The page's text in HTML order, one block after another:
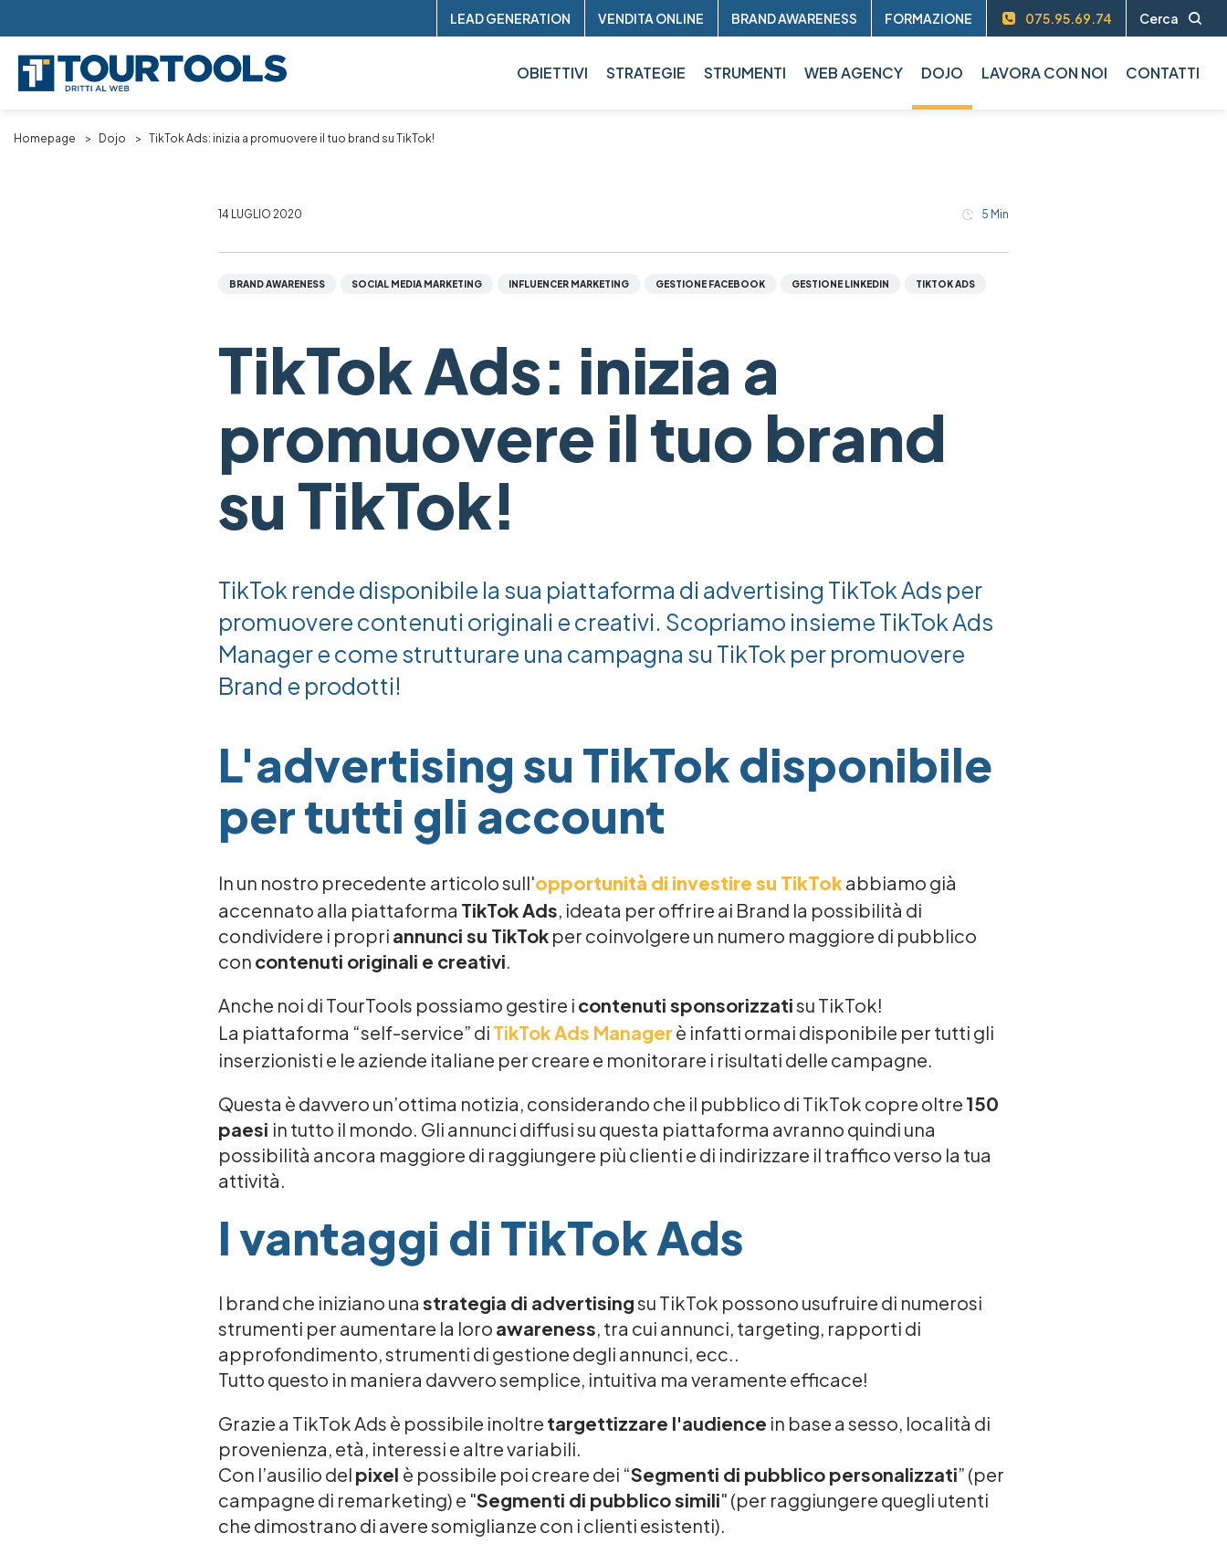
Breadcrumb
Homepage Dojo TikTok Ads: inizia a promuovere il tuo brand su TikTok!
14 LUGLIO 2020 5 Min
BRAND AWARENESS SOCIAL MEDIA MARKETING INFLUENCER MARKETING GESTIONE FACEBOOK GESTIONE LINKEDIN TIKTOK ADS
TikTok Ads: inizia a
promuovere il tuo brand
su TikTok!
TikTok rende disponibile la sua piattaforma di advertising TikTok Ads per
promuovere contenuti originali e creativi. Scopriamo insieme TikTok Ads
Manager e come strutturare una campagna su TikTok per promuovere
Brand e prodotti!
L'advertising su TikTok disponibile
per tutti gli account
In un nostro precedente articolo sull'opportunità di investire su TikTokabbiamo già
accennato alla piattaforma TikTok Ads, ideata per offrire ai Brand la possibilità di
condividere i propri annunci su TikTokper coinvolgere un numero maggiore di pubblico
con contenuti originali e creativi.
Anche noi di TourTools possiamo gestire i contenuti sponsorizzatisu TikTok!
La piattaforma “self-service” di TikTok Ads Manager è infatti ormai disponibile per tutti gli
inserzionisti e le aziende italiane per creare e monitorare i risultati delle campagne.
Questa è davvero un’ottima notizia, considerando che il pubblico di TikTok copre oltre 150
paesi in tutto il mondo. Gli annunci diffusi su questa piattaforma avranno quindi una
possibilità ancora maggiore di raggiungere più clienti e di indirizzare il traffico verso la tua
attività.
I vantaggi di TikTok Ads
I brand che iniziano una strategia di advertisingsu TikTok possono usufruire di numerosi
strumenti per aumentare la loro awareness, tra cui annunci, targeting, rapporti di
approfondimento, strumenti di gestione degli annunci, ecc..
Tutto questo in maniera davvero semplice, intuitiva ma veramente efficace!
Grazie a TikTok Ads è possibile inoltre targettizzare l'audience in base a sesso, località di
provenienza, età, interessi e altre variabili.
Con l’ausilio del pixel è possibile poi creare dei “Segmenti di pubblico personalizzati” (per
campagne di remarketing) e "Segmenti di pubblico simili" (per raggiungere quegli utenti
che dimostrano di avere somiglianze con i clienti esistenti).
Header
sup
LEAD GENERATION VENDITA ONLINE BRAND AWARENESS FORMAZIONE 075.95.69.74 Cerca
OBIETTIVI STRATEGIE STRUMENTI WEB AGENCY DOJO LAVORA CON NOI CONTATTI